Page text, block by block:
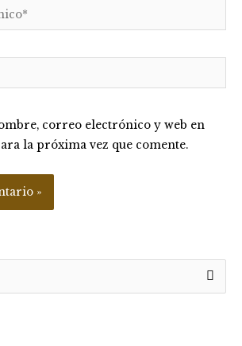
correo electrónico y web en
la próxima vez que comente.